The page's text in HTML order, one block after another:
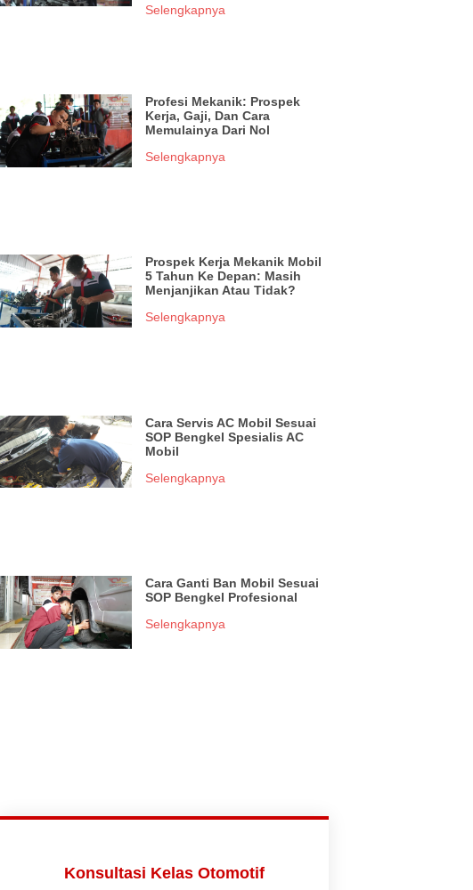
Selengkapnya
Profesi Mekanik: Prospek
Kerja, Gaji, Dan Cara
Memulainya Dari Nol
Selengkapnya
Prospek Kerja Mekanik Mobil
5 Tahun Ke Depan: Masih
Menjanjikan Atau Tidak?
Selengkapnya
Cara Servis AC Mobil Sesuai
SOP Bengkel Spesialis AC
Mobil
Selengkapnya
Cara Ganti Ban Mobil Sesuai
SOP Bengkel Profesional
Selengkapnya
Konsultasi Kelas Otomotif